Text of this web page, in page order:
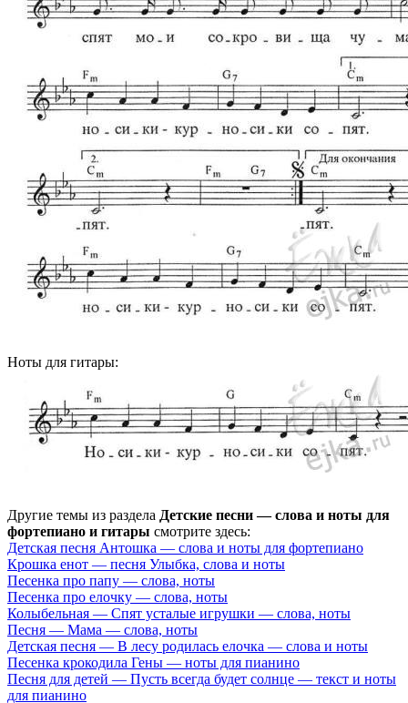
Ноты для гитары:
Другие темы из раздела Детские песни — слова и ноты для
фортепиано и гитары смотрите здесь:
Детская песня Антошка — слова и ноты для фортепиано
Крошка енот — песня Улыбка, слова и ноты
Песенка про папу — слова, ноты
Песенка про елочку — слова, ноты
Колыбельная — Спят усталые игрушки — слова, ноты
Песня — Мама — слова, ноты
Детская песня — В лесу родилась елочка — слова и ноты
Песенка крокодила Гены — ноты для пианино
Песня для детей — Пусть всегда будет солнце — текст и ноты
для пианино